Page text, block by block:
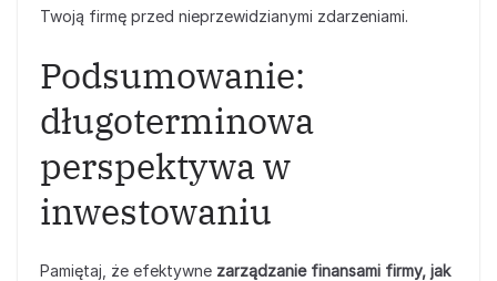
Twoją firmę przed nieprzewidzianymi zdarzeniami.
Podsumowanie:
długoterminowa
perspektywa w
inwestowaniu
Pamiętaj, że efektywne zarządzanie finansami firmy, jak